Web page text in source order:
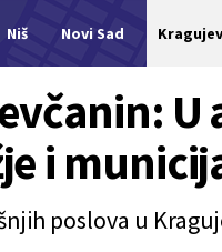
Niš Novi Sad
i
poslova u